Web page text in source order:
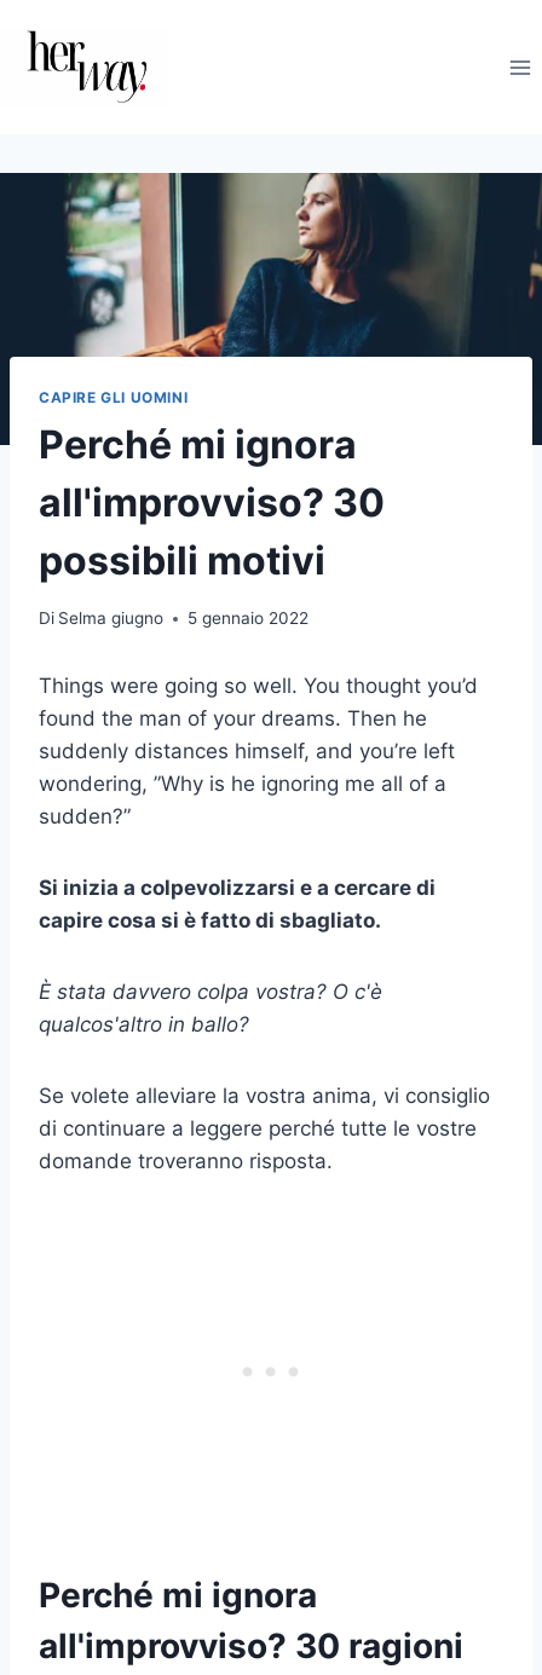
contenuto
CAPIRE GLI UOMINI
Perché mi ignora
all'improvviso? 30
possibili motivi
Di Selma giugno 5 gennaio 2022
Things were going so well. You thought you’d
found the man of your dreams. Then he
suddenly distances himself, and you’re left
wondering, ”Why is he ignoring me all of a
sudden?”
Si inizia a colpevolizzarsi e a cercare di
capire cosa si è fatto di sbagliato.
È stata davvero colpa vostra? O c'è
qualcos'altro in ballo?
Se volete alleviare la vostra anima, vi consiglio
di continuare a leggere perché tutte le vostre
domande troveranno risposta.
Perché mi ignora
all'improvviso? 30 ragioni